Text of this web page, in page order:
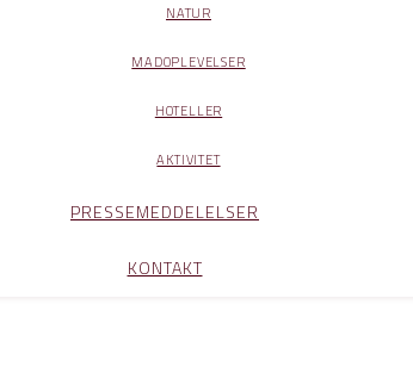
NATUR
MADOPLEVELSER
HOTELLER
AKTIVITET
PRESSEMEDDELELSER
KONTAKT